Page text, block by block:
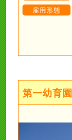
雇用形態
第一幼育園